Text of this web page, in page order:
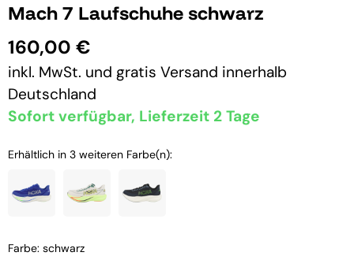
Mach 7 Laufschuhe schwarz
160,00 €
inkl. MwSt. und gratis Versand innerhalb
Deutschland
Sofort verfügbar, Lieferzeit 2 Tage
Erhältlich in 3 weiteren Farbe(n):
Farbe: schwarz